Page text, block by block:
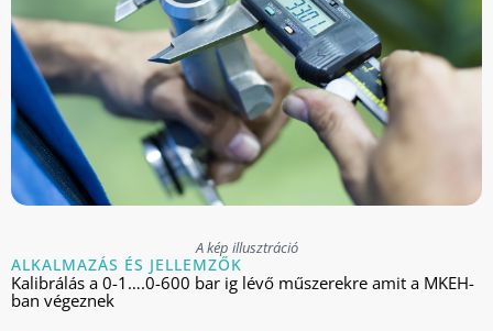
A kép illusztráció
ALKALMAZÁS ÉS JELLEMZŐK
Kalibrálás a 0-1….0-600 bar ig lévő műszerekre amit a MKEH-
ban végeznek